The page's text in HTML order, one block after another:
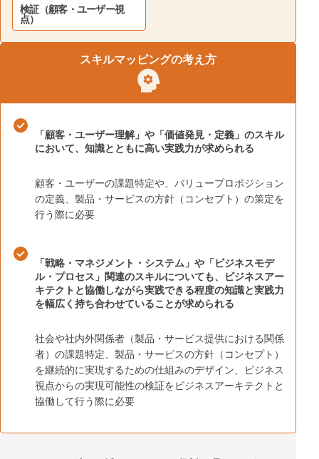
検証（顧客・ユーザー視
点）
スキルマッピングの考え方
「顧客・ユーザー理解」や「価値発見・定義」のスキル
において、知識とともに高い実践力が求められる
顧客・ユーザーの課題特定や、バリュープロポジション
の定義、製品・サービスの方針（コンセプト）の策定を
行う際に必要
「戦略・マネジメント・システム」や「ビジネスモデ
ル・プロセス」関連のスキルについても、ビジネスアー
キテクトと協働しながら実践できる程度の知識と実践力
を幅広く持ち合わせていることが求められる
社会や社内外関係者（製品・サービス提供における関係
者）の課題特定、製品・サービスの方針（コンセプト）
を継続的に実現するための仕組みのデザイン、ビジネス
視点からの実現可能性の検証をビジネスアーキテクトと
協働して行う際に必要